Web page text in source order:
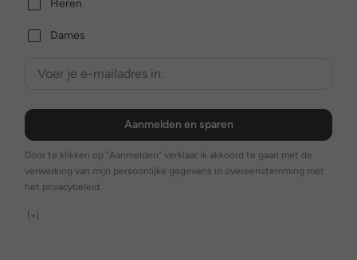
Heren
Dames
Aanmelden en sparen
Door te klikken op "Aanmelden" verklaar ik akkoord te gaan met de
verwerking van mijn persoonlijke gegevens in overeenstemming met
het privacybeleid.
[+]